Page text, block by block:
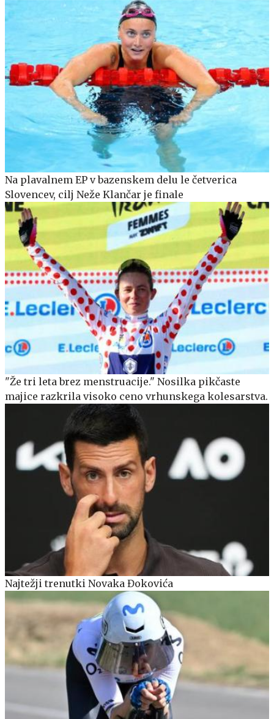
Na plavalnem EP v bazenskem delu le četverica
Slovencev, cilj Neže Klančar je finale
"Že tri leta brez menstruacije." Nosilka pikčaste
majice razkrila visoko ceno vrhunskega kolesarstva.
Najtežji trenutki Novaka Đokovića